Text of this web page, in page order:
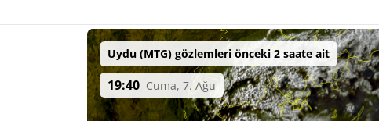
Uydu (MTG) gözlemleri önceki 2 saate ait
19:40 Cuma, 7. Ağu